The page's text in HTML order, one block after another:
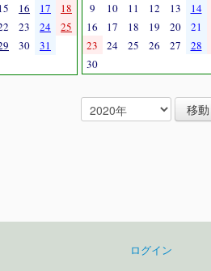
16 17
18
23 24
25
30 31
9
10 11 12 13 14
16
17 18 19 20 21
23
24 25 26 27 28
30
ログイン